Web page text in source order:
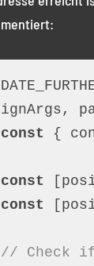
const {
const
const
// Check